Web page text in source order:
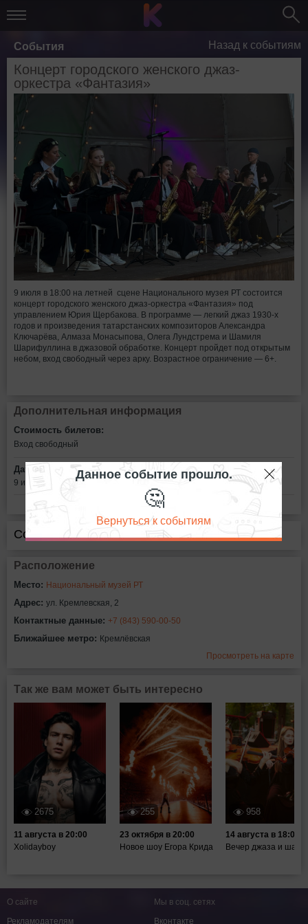
События Назад к событиям
Концерт городского женского джаз-
оркестра «Фантазия»
9 июля в 18:00 на летней сцене Национального музея РТ состоится
концерт городского женского джаз-оркестра «Фантазия» под
управлением Юрия Щербакова. В программе — легкий джаз 1930-х
годов и произведения татарстанских композиторов Александра
Ключарёва, Алмаза Монасыпова, Олега Лундстрема и Шамиля
Шарифуллина в джазовой обработке. Концерт пройдет под открытым
небом, вход свободный через арку. Возрастное ограничение — 6+.
Дополнительная информация
Стоимость билетов:
Вход свободный
Дата:
9 июля в 18:00
Сообщить об ошибке
Расположение
Место: Национальный музей РТ
Адрес: ул. Кремлевская, 2
Контактные данные: +7 (843) 590-00-50
Ближайшее метро: Кремлёвская
Просмотреть на карте
Так же вам может быть интересно
2675
11 августа в 20:00
Xolidayboy
255
23 октября в 20:00
Новое шоу Егора Крида
958
14 августа в 18:00
Вечер джаза и
Данное событие прошло.
🤔
Вернуться к событиям
О сайте
Рекламодателям
Мы в соц. сетях
Вконтакте